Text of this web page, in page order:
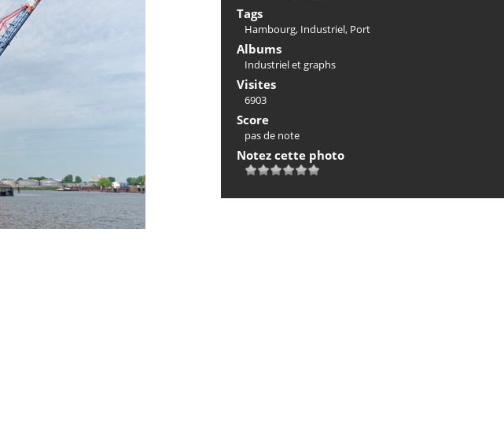
Tags
Hambourg, Industriel, Port
Albums
Industriel et graphs
Visites
6903
Score
pas de note
Notez cette photo